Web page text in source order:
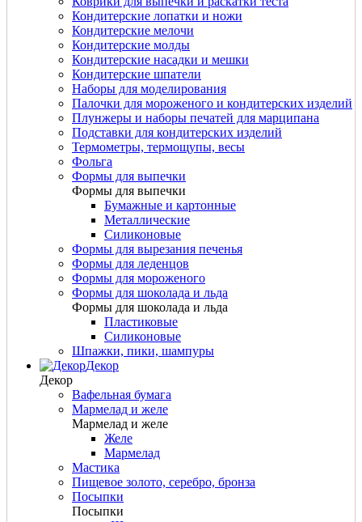
Кондитерские лопатки и ножи
Кондитерские мелочи
Кондитерские молды
Кондитерские насадки и мешки
Кондитерские шпатели
Наборы для моделирования
Палочки для мороженого и кондитерских изделий
Плунжеры и наборы печатей для марципана
Подставки для кондитерских изделий
Термометры, термощупы, весы
Фольга
Формы для выпечки
Формы для выпечки
Бумажные и картонные
Металлические
Силиконовые
Формы для вырезания печенья
Формы для леденцов
Формы для мороженого
Формы для шоколада и льда
Формы для шоколада и льда
Пластиковые
Силиконовые
Шпажки, пики, шампуры
Декор
Декор
Вафельная бумага
Мармелад и желе
Мармелад и желе
Желе
Мармелад
Мастика
Пищевое золото, серебро, бронза
Посыпки
Посыпки